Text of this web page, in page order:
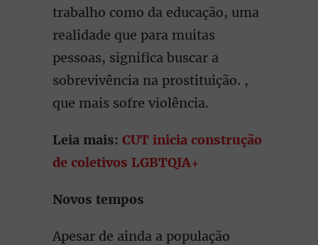
trabalho como da educação, uma
realidade que para muitas
pessoas, significa buscar a
sobrevivência na prostituição. ,
que mais sofre violência.
Leia mais: CUT inicia construção
de coletivos LGBTQIA+
Novos tempos
Apesar de ainda a população